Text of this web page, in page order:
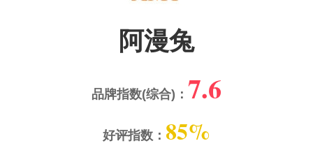
阿漫兔
品牌指数(综合)： 7.6
好评指数： 85%